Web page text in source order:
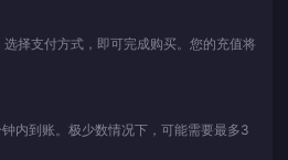
择支付方式，即可完成购买。您的充值将
内到账。极少数情况下，可能需要最多3